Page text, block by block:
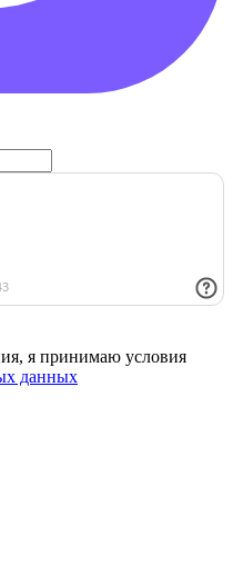
я принимаю условия
данных